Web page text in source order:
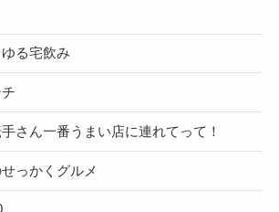
る宅飲み
さん一番うまい店に連れてって！
っかくグルメ